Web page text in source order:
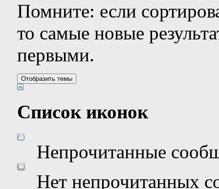
Помните: если
то самые новые
первыми.
Список иконок
Непрочитанные
Нет непрочитанных